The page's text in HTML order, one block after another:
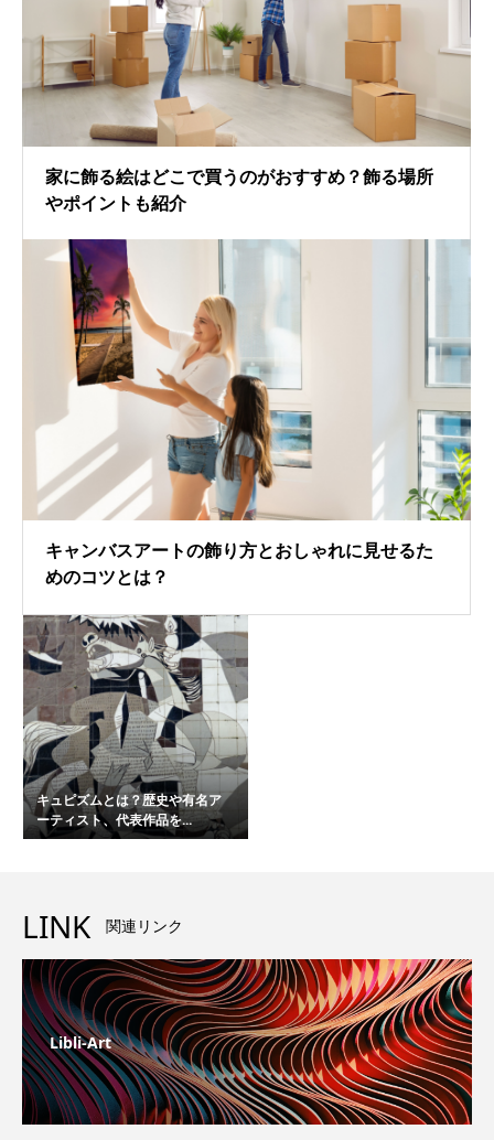
家に飾る絵はどこで買うのがおすすめ？飾る場所
やポイントも紹介
キャンバスアートの飾り方とおしゃれに見せるた
めのコツとは？
キュピズムとは？歴史や有名ア
ーティスト、代表作品を...
LINK 関連リンク
Libli-Art